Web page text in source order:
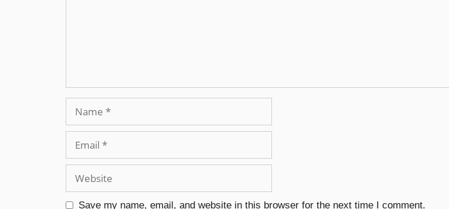
Save my name, email, and website in this browser for the next time I comment.